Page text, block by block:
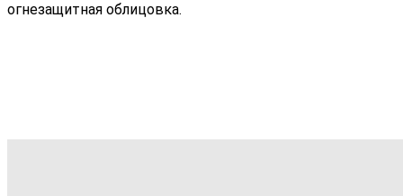
огнезащитная облицовка.